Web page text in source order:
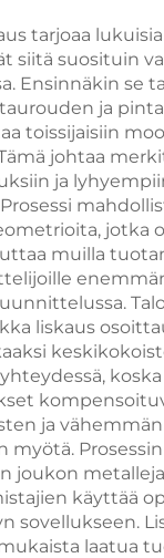
tarjoaa
siitä suosituin
Ensinnäkin se
ja
toissijaisiin
johtaa
ja
jotka
muilla
liskaus
ja vähemmän
myötä.
joukon
käyttää
sovellukseen.
laatua